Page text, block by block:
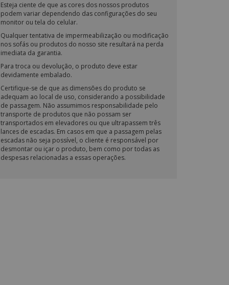
Esteja ciente de que as cores dos nossos produtos
podem variar dependendo das configurações do seu
monitor ou tela do celular.
Qualquer tentativa de impermeabilização ou modificação
nos sofás ou produtos do nosso site resultará na perda
imediata da garantia.
Para troca ou devolução, o produto deve estar
devidamente embalado.
Certifique-se de que as dimensões do produto se
adequam ao local de uso, considerando a possibilidade
de passagem. Não assumimos responsabilidade pelo
transporte de produtos que não possam ser
transportados em elevadores ou que ultrapassem três
lances de escadas. Em casos em que a passagem pelas
escadas não seja possível, o cliente é responsável por
desmontar ou içar o produto, bem como por todas as
despesas relacionadas a essas operações.